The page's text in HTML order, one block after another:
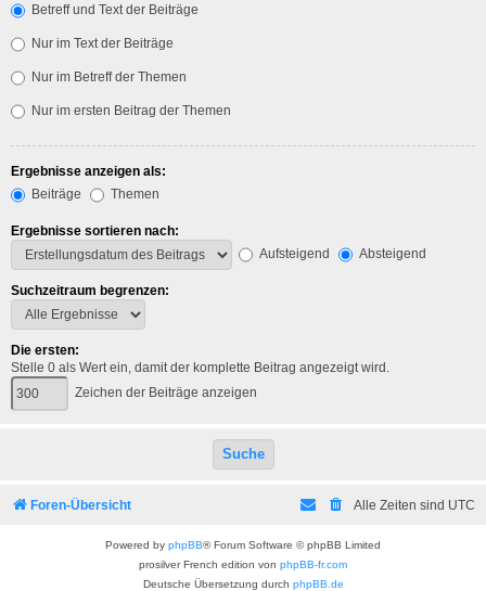
Betreff und Text der Beiträge
Nur im Text der Beiträge
Nur im Betreff der Themen
Nur im ersten Beitrag der Themen
Ergebnisse anzeigen als:
Beiträge
Themen
Ergebnisse sortieren nach:
Aufsteigend
Absteigend
Suchzeitraum begrenzen:
Die ersten:
Stelle 0 als Wert ein, damit der komplette Beitrag angezeigt wird.
Zeichen der Beiträge anzeigen
Foren-Übersicht Alle Zeiten sind UTC
Powered by phpBB® Forum Software © phpBB Limited
prosilver French edition von phpBB-fr.com
Deutsche Übersetzung durch phpBB.de